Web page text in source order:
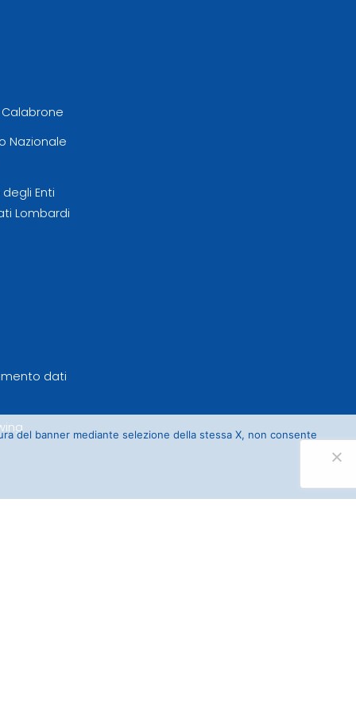
Nazionale
Enti
Lombardi
dati
del banner mediante selezione della stessa X, non consente